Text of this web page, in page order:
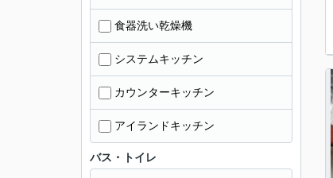
食器洗い乾燥機
システムキッチン
カウンターキッチン
アイランドキッチン
バス・トイレ